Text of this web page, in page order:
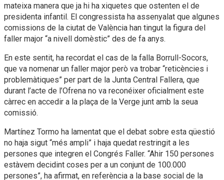
mateixa manera que ja hi ha xiquetes que ostenten el de
presidenta infantil. El congressista ha assenyalat que algunes
comissions de la ciutat de València han tingut la figura del
faller major “a nivell domèstic” des de fa anys.
En este sentit, ha recordat el cas de la falla Borrull-Socors,
que va nomenar un faller major però va trobar “reticències i
problemàtiques” per part de la Junta Central Fallera, que
durant l’acte de l’Ofrena no va reconéixer oficialment este
càrrec en accedir a la plaça de la Verge junt amb la seua
comissió.
Martínez Tormo ha lamentat que el debat sobre esta qüestió
no haja sigut “més ampli” i haja quedat restringit a les
persones que integren el Congrés Faller. “Ahir 150 persones
estàvem decidint coses per a un conjunt de 100.000
persones”, ha afirmat, en referència a la base social de la